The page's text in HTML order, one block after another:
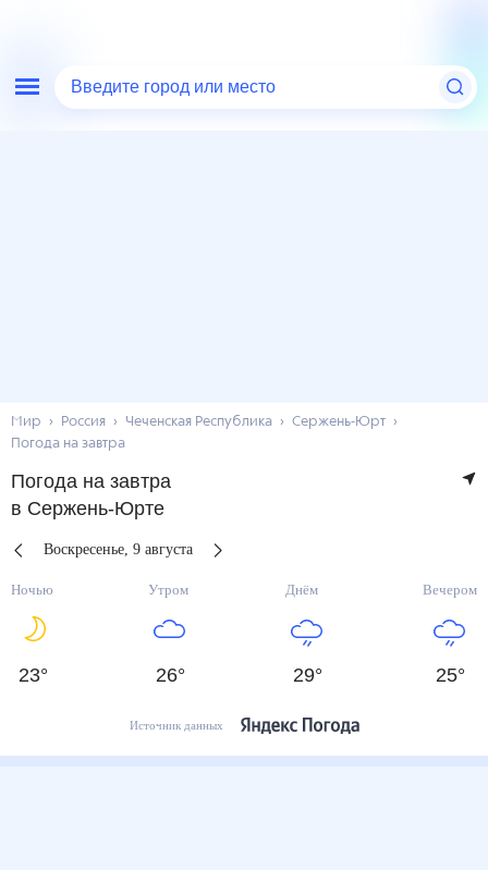
Введите город или место
Мир Россия Чеченская Республика
Сержень-Юрт
Погода на завтра
Погода на завтра
в Сержень-Юрте
Воскресенье, 9августа
Ночью
23°
Утром
26°
Днём
29°
Вечером
25°
Источник данных